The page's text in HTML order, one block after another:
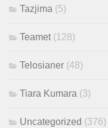
Tazjima (5)
Teamet (128)
Telosianer (48)
Tiara Kumara (3)
Uncategorized (376)